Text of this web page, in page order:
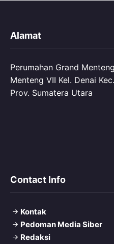
Alamat
Perumahan Grand
Menteng VII Kel. Denai
Prov. Sumatera Utara
Contact Info
Kontak
Pedoman Media Siber
Redaksi